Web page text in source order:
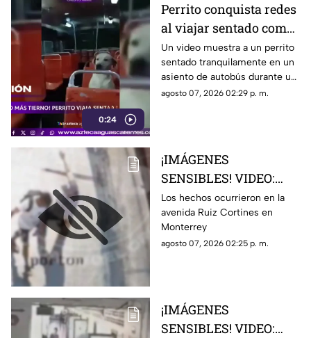
0:24
Perrito conquista redes
al viajar sentado como
un pasajero en un
autobús
Un video muestra a un perrito
sentado tranquilamente en un
asiento de autobús durante un
recorrido. Usuarios destacaron
agosto 07, 2026 02:29 p. m.
¡IMÁGENES
SENSIBLES! VIDEO:
Adulto mayor muere
atropellado por un
tráiler luego de ser
empujado sin motivo
Los hechos ocurrieron en la
avenida Ruiz Cortines en
Monterrey
agosto 07, 2026 02:25 p. m.
¡IMÁGENES
SENSIBLES! VIDEO: